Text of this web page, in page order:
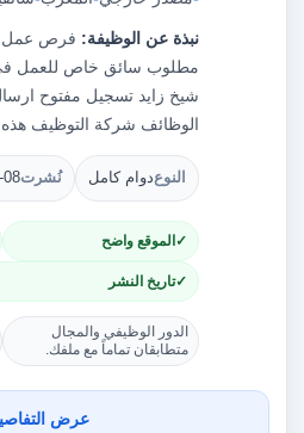
نبذة عن الوظيفة: فرص عمل
مطلوب سائق خاص للعمل في
شيخ زايد تسجيل مفتوح
الوظائف شركة التوظيف
النوعدوام كامل نُشرت08
الموقع واضح
تاريخ النشر
الدور الوظيفي والمجال
متطابقان تماماً مع ملفك.
عرض